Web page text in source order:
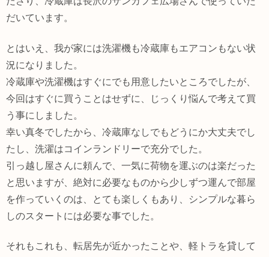
だいています。
とはいえ、我が家には洗濯機も冷蔵庫もエアコンもない状
況になりました。
冷蔵庫や洗濯機はすぐにでも用意したいところでしたが、
今回はすぐに買うことはせずに、じっくり悩んで考えて買
う事にしました。
幸い真冬でしたから、冷蔵庫なしでもどうにか大丈夫でし
たし、洗濯はコインランドリーで充分でした。
引っ越し屋さんに頼んで、一気に荷物を運ぶのは楽だった
と思いますが、絶対に必要なものから少しずつ運んで部屋
を作っていくのは、とても楽しくもあり、シンプルな暮ら
しのスタートには必要な事でした。
それもこれも、転居先が近かったことや、軽トラを貸して